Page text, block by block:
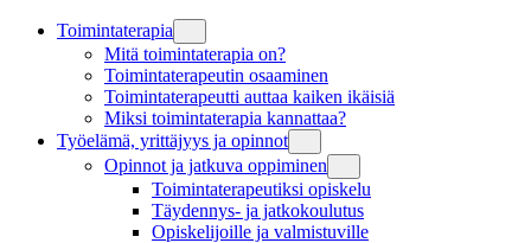
Toimintaterapia
Mitä toimintaterapia on?
Toimintaterapeutin osaaminen
Toimintaterapeutti auttaa kaiken ikäisiä
Miksi toimintaterapia kannattaa?
Työelämä, yrittäjyys ja opinnot
Opinnot ja jatkuva oppiminen
Toimintaterapeutiksi opiskelu
Täydennys- ja jatkokoulutus
Opiskelijoille ja valmistuville